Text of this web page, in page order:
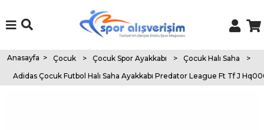
Anasayfa > Çocuk > Çocuk Spor Ayakkabı > Çocuk Halı Saha
>
Adidas Çocuk Futbol Halı Saha Ayakkabı Predator League Ft Tf J